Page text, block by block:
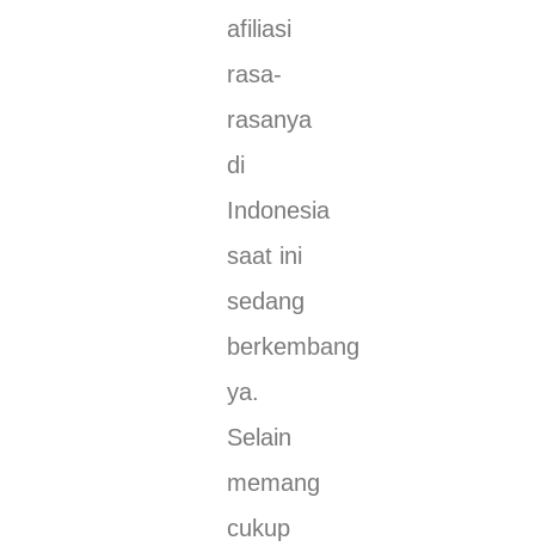
afiliasi
rasa-
rasanya
di
Indonesia
saat ini
sedang
berkembang
ya.
Selain
memang
cukup